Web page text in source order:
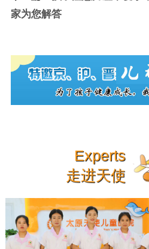
家为您解答
Experts
走进天使